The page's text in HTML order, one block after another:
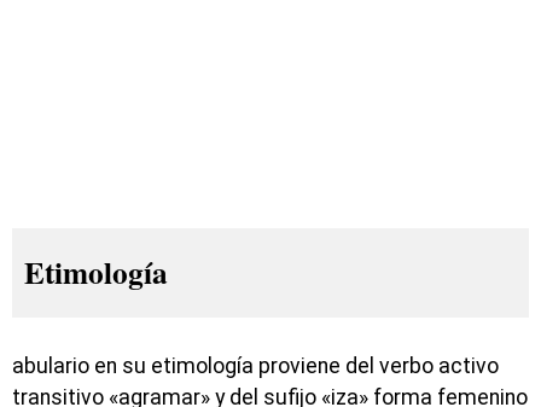
Etimología
abulario en su etimología proviene del verbo activo
transitivo «agramar» y del sufijo «iza» forma femenino